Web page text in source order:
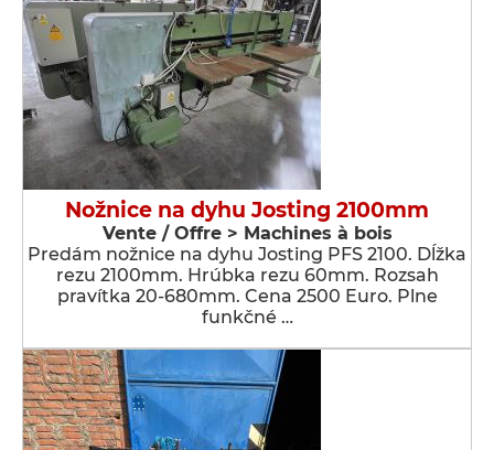
Nožnice na dyhu Josting 2100mm
Vente / Offre > Machines à bois
Predám nožnice na dyhu Josting PFS 2100. Dĺžka
rezu 2100mm. Hrúbka rezu 60mm. Rozsah
pravítka 20-680mm. Cena 2500 Euro. Plne
funkčné …